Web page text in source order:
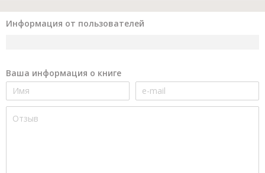
Информация от пользователей
Ваша информация о книге